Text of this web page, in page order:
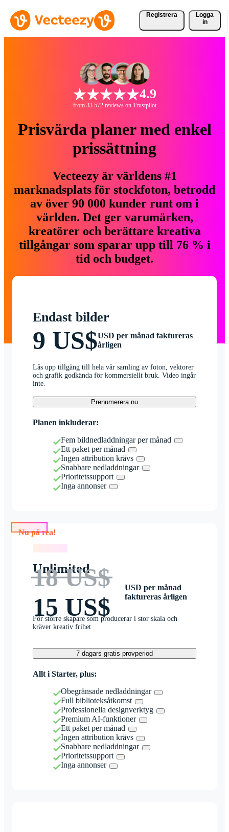
Registrera
Logga
in
4.9
from 33 572 reviews on Trustpilot
Prisvärda planer med enkel
prissättning
Vecteezy är världens #1
marknadsplats för stockfoton, betrodd
av över 90 000 kunder runt om i
världen. Det ger varumärken,
kreatörer och berättare kreativa
tillgångar som sparar upp till 76 % i
tid och budget.
Endast bilder
9 US$USD per månad faktureras
årligen
Lås upp tillgång till hela vår samling av foton, vektorer
och grafik godkända för kommersiellt bruk. Video ingår
inte.
Prenumerera nu
Planen inkluderar:
Fem bildnedladdningar per månad
Ett paket per månad
Ingen attribution krävs
Snabbare nedladdningar
Prioritetssupport
Inga annonser
Nu på rea!
Unlimited
18 US$
15 US$
USD per månad
faktureras årligen
För större skapare som producerar i stor skala och
kräver kreativ frihet
7 dagars gratis provperiod
Allt i Starter, plus:
Obegränsade nedladdningar
Full biblioteksåtkomst
Professionella designverktyg
Premium AI-funktioner
Ett paket per månad
Ingen attribution krävs
Snabbare nedladdningar
Prioritetssupport
Inga annonser